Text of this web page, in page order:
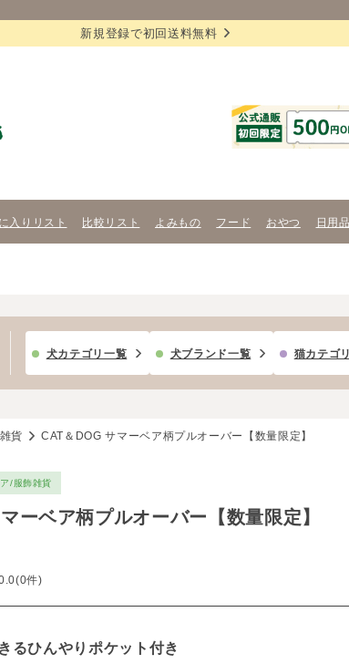
新規登録で初回送料無料
入りリスト 比較リスト よみもの フード おやつ 日用
犬カテゴリ一覧 犬ブランド一覧 猫カテゴ
貨 CAT＆DOG サマーベア柄プルオーバー【数量限定】
/服飾雑貨
ーベア柄プルオーバー【数量限定】
件)
るひんやりポケット付き